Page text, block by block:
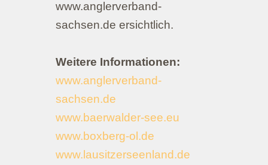
www.anglerverband-
sachsen.de ersichtlich.
Weitere Informationen:
www.anglerverband-
sachsen.de
www.baerwalder-see.eu
www.boxberg-ol.de
www.lausitzerseenland.de